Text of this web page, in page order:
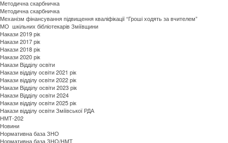
Методична скарбничка
Методична скарбничка
Механізм фінансування підвищення кваліфікації “Гроші ходять за вчителем”
МО шкільних бібліотекарів Зміївщини
Накази 2019 рік
Накази 2017 рік
Накази 2018 рік
Накази 2020 рік
Накази Відділу освіти
Накази відділу освіти 2021 рік
Накази відділу освіти 2022 рік
Накази Відділу освіти 2023 рік
Накази Відділу освіти 2024
Накази відділу освіти 2025 рік
Накази відділу освіти Зміївської РДА
НМТ-202
Новини
Нормативна база ЗНО
Нормативна база ЗНО/НМТ